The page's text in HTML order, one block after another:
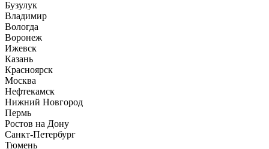
Бузулук
Владимир
Вологда
Воронеж
Ижевск
Казань
Красноярск
Москва
Нефтекамск
Нижний Новгород
Пермь
Ростов на Дону
Санкт-Петербург
Тюмень